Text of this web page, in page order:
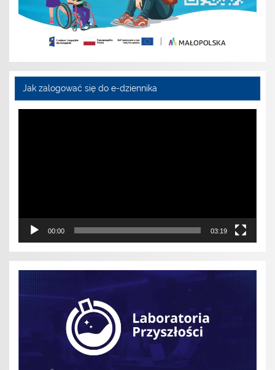
Jak zalogować się do e-dziennika
Odtwarzacz
00:00 03:19